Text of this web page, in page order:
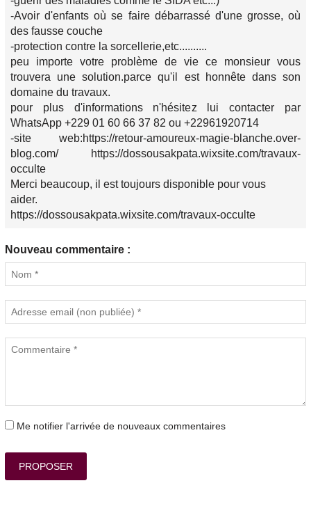
-Avoir d'enfants où se faire débarrassé d'une grosse, où
des fausse couche
-protection contre la sorcellerie,etc..........
peu importe votre problème de vie ce monsieur vous
trouvera une solution.parce qu'il est honnête dans son
domaine du travaux.
pour plus d'informations n'hésitez lui contacter par
WhatsApp +229 01 60 66 37 82 ou +22961920714
-site web:https://retour-amoureux-magie-blanche.over-
blog.com/ https://dossousakpata.wixsite.com/travaux-
occulte
Merci beaucoup, il est toujours disponible pour vous
aider.
https://dossousakpata.wixsite.com/travaux-occulte
Nouveau commentaire :
Me notifier l'arrivée de nouveaux commentaires
PROPOSER